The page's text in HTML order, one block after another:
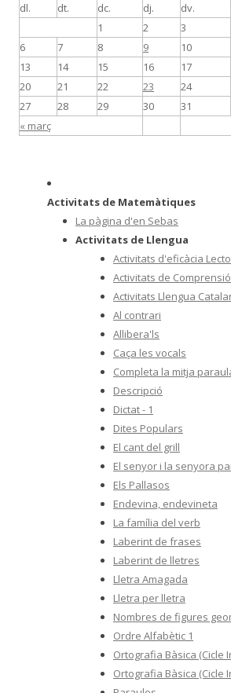
dl.
dt. dc. dj. dv.
« març
1 2 3
6
7 8 9 10
13
14 15 16 17
20
21 22 23 24
27
28 29 30 31
Activitats de Matemàtiques
La pàgina d'en Sebas
Activitats de Llengua
Activitats d'eficàcia
Activitats de
Activitats Llengua
Al contrari
Allibera'ls
Caça les vocals
Completa la mitja
Descripció
Dictat - 1
Dites Populars
El cant del grill
El senyor i la senyora
Els Pallasos
Endevina, endevineta
La família del verb
Laberint de frases
Laberint de lletres
Lletra Amagada
Lletra per lletra
Nombres de figures
Ordre Alfabètic 1
Ortografia Bàsica (Cicle
Ortografia Bàsica (Cicle